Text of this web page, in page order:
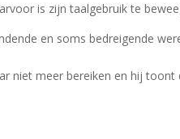
is zijn taalgebruik te
en soms bedreigende
niet meer bereiken en hij